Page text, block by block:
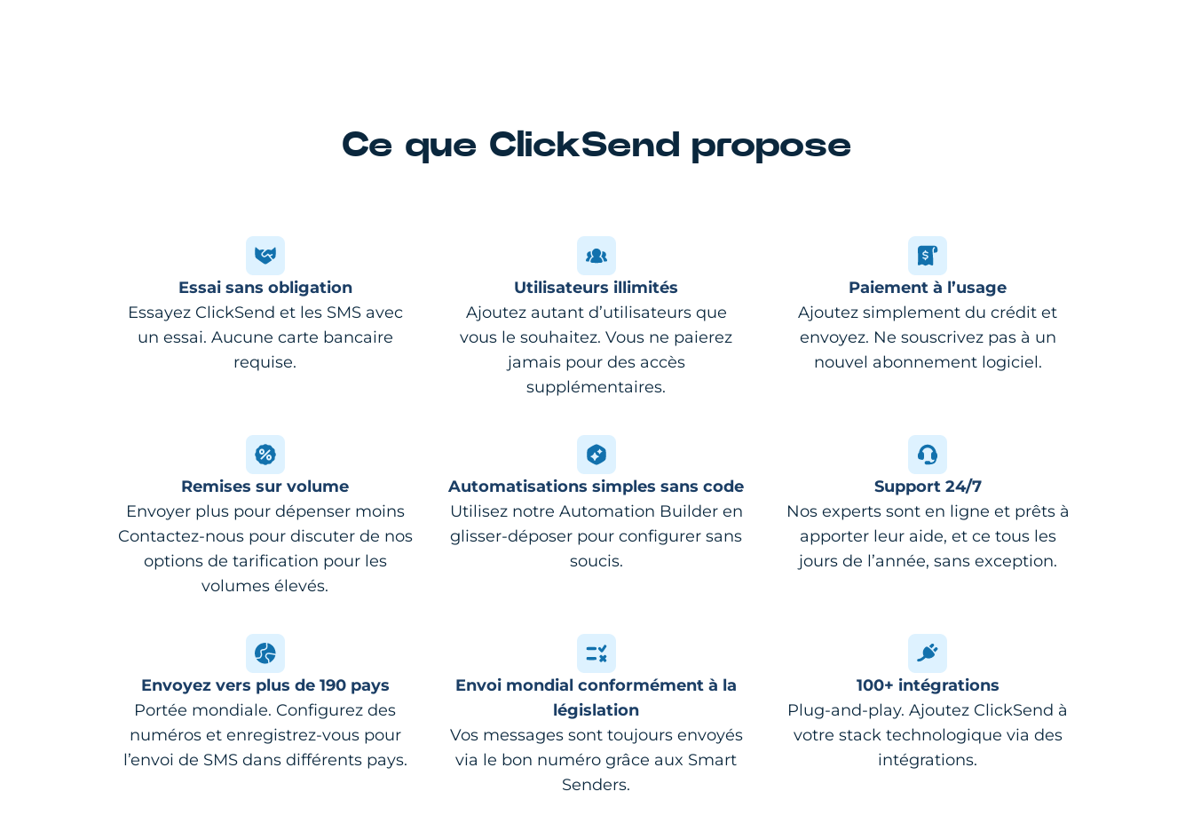
Ce que ClickSend propose
Essai sans obligation
Essayez ClickSend et les SMS avec
un essai. Aucune carte bancaire
requise.
Utilisateurs illimités
Ajoutez autant d’utilisateurs que
vous le souhaitez. Vous ne paierez
jamais pour des accès
supplémentaires.
Paiement à l’usage
Ajoutez simplement du crédit et
envoyez. Ne souscrivez pas à un
nouvel abonnement logiciel.
Remises sur volume
Envoyer plus pour dépenser moins
Contactez-nous pour discuter de nos
options de tarification pour les
volumes élevés.
Automatisations simples sans code
Utilisez notre Automation Builder en
glisser-déposer pour configurer sans
soucis.
Support 24/7
Nos experts sont en ligne et prêts à
apporter leur aide, et ce tous les
jours de l’année, sans exception.
Envoyez vers plus de 190 pays
Portée mondiale. Configurez des
numéros et enregistrez-vous pour
l’envoi de SMS dans différents pays.
Envoi mondial conformément à la
législation
Vos messages sont toujours envoyés
via le bon numéro grâce aux Smart
Senders.
100+ intégrations
Plug-and-play. Ajoutez ClickSend à
votre stack technologique via des
intégrations.